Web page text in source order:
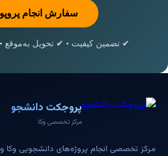
سفارش انجام
✔ تضمین کیفیت • ✔ تحویل به‌موقع
پروجکت دانشجو
مرکز تخصصی وکا
مرکز تخصصی انجام پروژه‌های دانشجویی وکا و